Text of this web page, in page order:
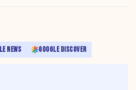
a joint press conference of the Walloon
Brussels Federation on the 2024 budget, in
16 October 2024. BELGA PHOTO BRUNO
NEWS GOOGLE DISCOVER